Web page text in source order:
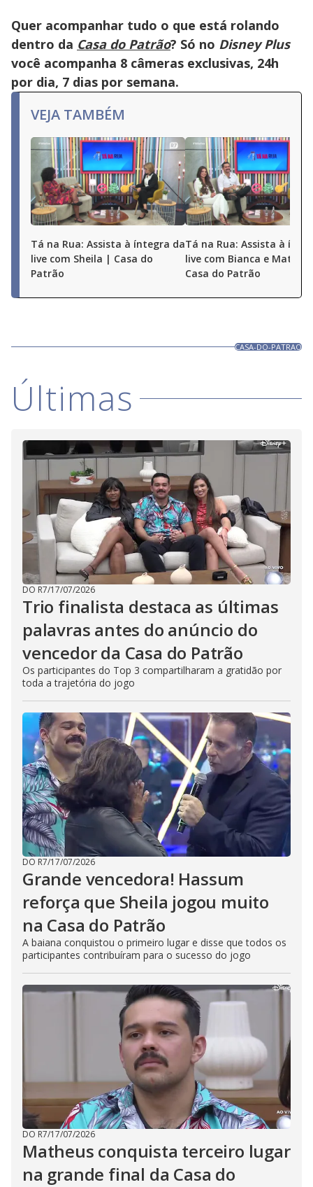
Quer acompanhar tudo o que está rolando
dentro da Casa do Patrão? Só no Disney Plus
você acompanha 8 câmeras exclusivas, 24h
por dia, 7 dias por semana.
VEJA TAMBÉM
Tá na Rua: Assista à íntegra da
live com Sheila | Casa do
Patrão
Tá na Rua: Assista à
live com Bianca e
Casa do Patrão
CASA-DO-PATRAO
Últimas
DO R7/17/07/2026
Trio finalista destaca as últimas
palavras antes do anúncio do
vencedor da Casa do Patrão
Os participantes do Top 3 compartilharam a gratidão por
toda a trajetória do jogo
DO R7/17/07/2026
Grande vencedora! Hassum
reforça que Sheila jogou muito
na Casa do Patrão
A baiana conquistou o primeiro lugar e disse que todos os
participantes contribuíram para o sucesso do jogo
DO R7/17/07/2026
Matheus conquista terceiro lugar
na grande final da Casa do